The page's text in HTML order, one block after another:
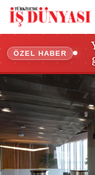
ÖZEL HABER